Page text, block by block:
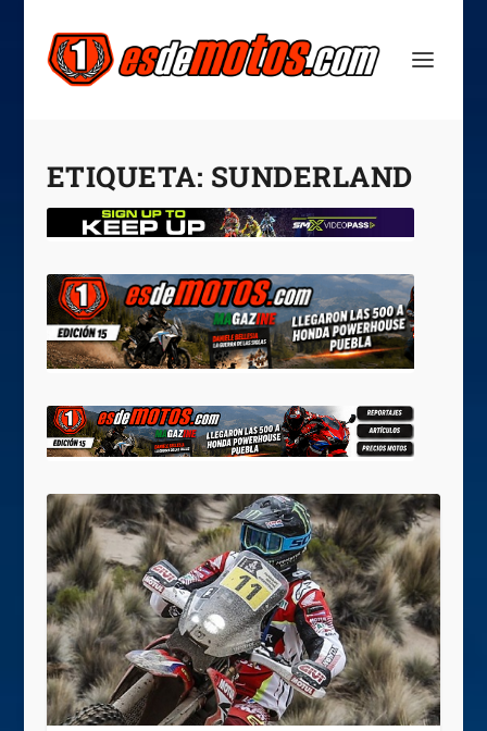
ETIQUETA: SUNDERLAND